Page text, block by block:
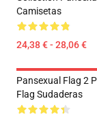
Camisetas
24,38 € - 28,06 €
Pansexual Flag 2
Flag Sudaderas